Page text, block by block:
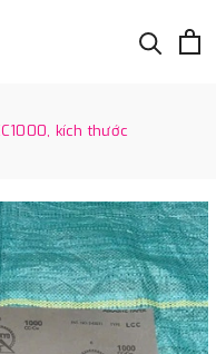
kích thước